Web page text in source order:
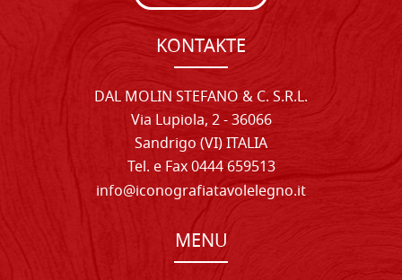
KONTAKTE
DAL MOLIN STEFANO & C. S.R.L.
Via Lupiola, 2 - 36066
Sandrigo (VI) ITALIA
Tel. e Fax 0444 659513
info@iconografiatavolelegno.it
MENU